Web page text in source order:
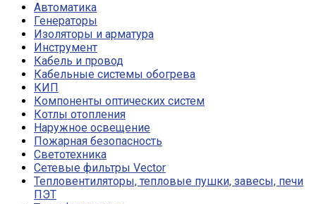
Автоматика
Генераторы
Изоляторы и арматура
Инструмент
Кабель и провод
Кабельные системы обогрева
КИП
Компоненты оптических систем
Котлы отопления
Наружное освещение
Пожарная безопасность
Светотехника
Сетевые фильтры Vector
Тепловентиляторы, тепловые пушки, завесы, печи
ПЭТ